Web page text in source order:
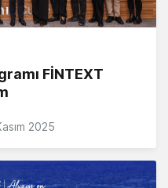
FİNTEXT
2025